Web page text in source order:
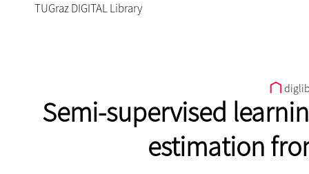
TUGraz DIGITAL Library
Semi-supervised
estimation